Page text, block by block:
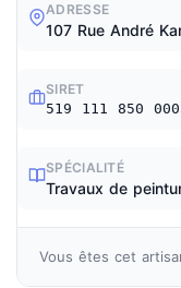
ADRESSE
107 Rue André
SIRET
519 111 850
SPÉCIALITÉ
Travaux de
Vous êtes cet